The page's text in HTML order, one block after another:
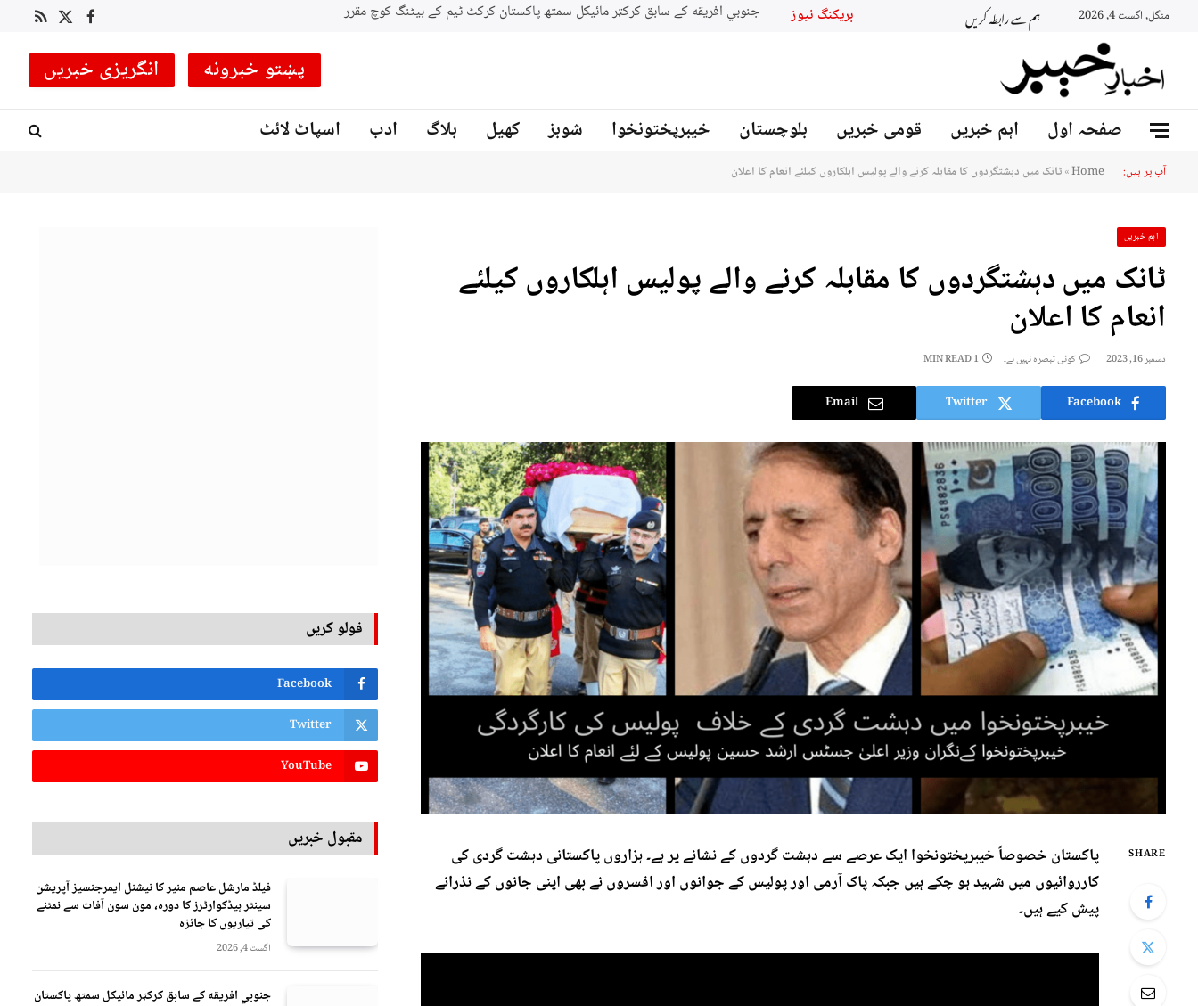
منگل, اگست 4, 2026 ہم سے رابطہ کریں بریکنگ نیوز جنوبي افريقه کے سابق کرکټر مائیکل سمتھ پاکستان کرکٹ ٹیم کے بیٹنگ کوچ مقرر Facebook
X
RSS
پښتو خبرونه انگریزی خبریں
صفحہ اول اہم خبریں قومی خبریں بلوچستان خیبرپختونخوا شوبز کھیل بلاگ ادب اسپاٹ لائٹ
آپ پر ہیں: Home
»ٹانک میں دہشتگردوں کا مقابلہ کرنے والے پولیس اہلکاروں کیلئے انعام کا اعلان
اہم خبریں
ٹانک میں دہشتگردوں کا مقابلہ کرنے والے پولیس اہلکاروں کیلئے
انعام کا اعلان
دسمبر 16, 2023 کوئی تبصرہ نہیں ہے۔ 1 MIN READ
Facebook
Twitter
Email
SHARE
پاکستان خصوصاً خیبرپختونخوا ایک عرصے سے دہشت گردوں کے نشانے پر ہے۔ ہزاروں پاکستانی دہشت گردی کی
کارروائیوں میں شہید ہو چکے ہیں جبکہ پاک آرمی اور پولیس کے جوانوں اور افسروں نے بھی اپنی جانوں کے نذرانے
پیش کیے ہیں۔
فولو کریں
Facebook
Twitter
YouTube
مقبول خبریں
فیلڈ مارشل عاصم منیر کا نیشنل ایمرجنسیز آپریشن
سینٹر ہیڈکوارٹرز کا دورہ، مون سون آفات سے نمٹنے
کی تیاریوں کا جائزہ
اگست 4, 2026
جنوبي افريقه کے سابق کرکټر مائیکل سمتھ پاکستان